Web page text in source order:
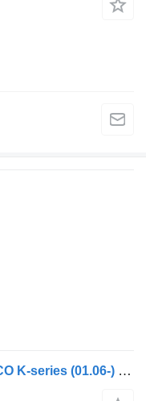
Accumulateur énergétique WABCO K-series (01.06-) 4235061430 pour Scania K,N,F-series bus (2006-)